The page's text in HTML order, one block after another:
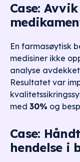
Case:
En farmasøytisk
medisiner ikke
analyse
Resultatet var
med 30% og
Case:
hendelse i